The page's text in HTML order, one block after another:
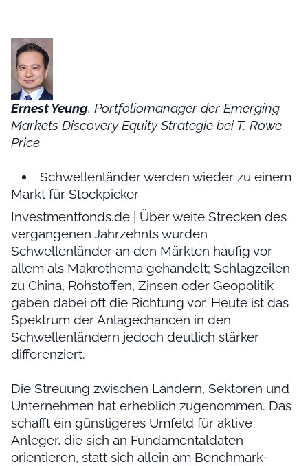
Ernest Yeung, Portfoliomanager der Emerging
Markets Discovery Equity Strategie bei T. Rowe
Price
Schwellenländer werden wieder zu einem
Markt für Stockpicker
Investmentfonds.de | Über weite Strecken des
vergangenen Jahrzehnts wurden
Schwellenländer an den Märkten häufig vor
allem als Makrothema gehandelt; Schlagzeilen
zu China, Rohstoffen, Zinsen oder Geopolitik
gaben dabei oft die Richtung vor. Heute ist das
Spektrum der Anlagechancen in den
Schwellenländern jedoch deutlich stärker
differenziert.
Die Streuung zwischen Ländern, Sektoren und
Unternehmen hat erheblich zugenommen. Das
schafft ein günstigeres Umfeld für aktive
Anleger, die sich an Fundamentaldaten
orientieren, statt sich allein am Benchmark-